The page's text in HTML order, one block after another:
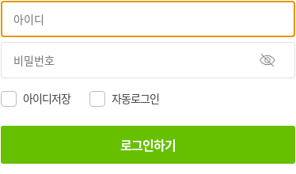
아이디저장 자동로그인